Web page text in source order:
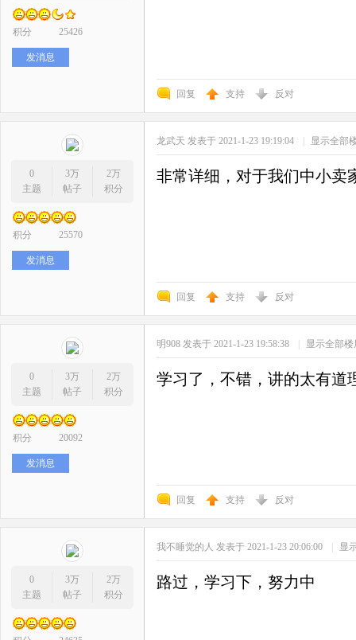
积分 25426
发消息
回复 支持 反对
0
主题
3万
帖子
2万
积分
积分 25570
发消息
龙武天 发表于 2021-1-23 19:19:04 | 显示全部
非常详细，对于我们中小卖
回复 支持 反对
0
主题
3万
帖子
2万
积分
积分 20092
发消息
明908 发表于 2021-1-23 19:58:38 | 显示全部楼
学习了，不错，讲的太有道
回复 支持 反对
0
主题
3万
帖子
2万
积分
我不睡觉的人 发表于 2021-1-23 20:06:00 | 显
路过，学习下，努力中